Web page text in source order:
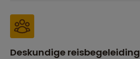
Deskundige reisbegeleiding